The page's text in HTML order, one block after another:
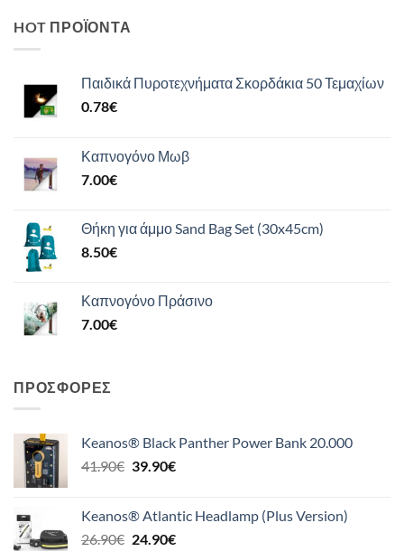
HOT ΠΡΟΪΌΝΤΑ
Παιδικά Πυροτεχνήματα Σκορδάκια 50 Τεμαχίων
0.78€
Καπνογόνο Μωβ
7.00€
Θήκη για άμμο Sand Bag Set (30x45cm)
8.50€
Καπνογόνο Πράσινο
7.00€
ΠΡΟΣΦΟΡΈΣ
Keanos® Black Panther Power Bank 20.000
41.90€ Original
41.90€.
39.90€Η
είναι:
39.90€.
Keanos® Atlantic Headlamp (Plus Version)
26.90€ Original
24.90€Η